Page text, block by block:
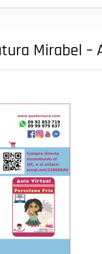
Mirabel –